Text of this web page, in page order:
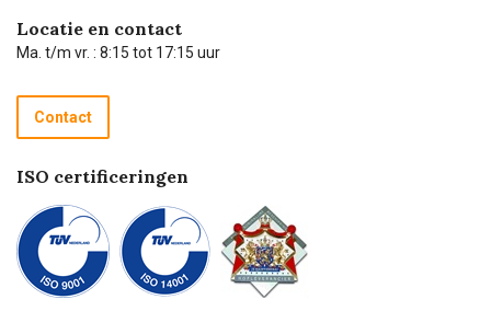
Hulp op afstand
Technische dienst
Recycle programma
Betalen
Carel de podcast
Locatie en contact
Ma. t/m vr. : 8:15 tot 17:15 uur
Contact
ISO certificeringen